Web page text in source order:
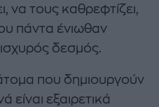
να τους καθρεφτίζει,
πάντα ένιωθαν
δεσμός.
που δημιουργούν
είναι εξαιρετικά